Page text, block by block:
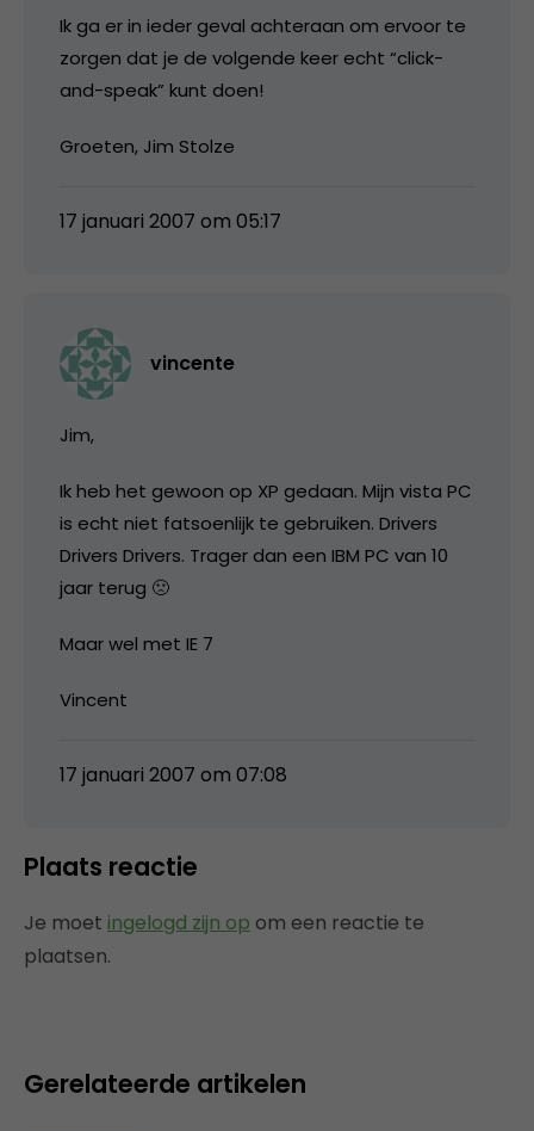
Ik ga er in ieder geval achteraan om ervoor te
zorgen dat je de volgende keer echt “click-
and-speak” kunt doen!
Groeten, Jim Stolze
17 januari 2007 om 05:17
vincente
Jim,
Ik heb het gewoon op XP gedaan. Mijn vista PC
is echt niet fatsoenlijk te gebruiken. Drivers
Drivers Drivers. Trager dan een IBM PC van 10
jaar terug 🙁
Maar wel met IE 7
Vincent
17 januari 2007 om 07:08
Plaats reactie
Je moet ingelogd zijn op om een reactie te
plaatsen.
Gerelateerde artikelen